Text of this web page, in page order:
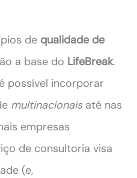
de qualidade de
a base do LifeBreak.
possível incorporar
multinacionaisaté nas
empresas
de consultoria visa
(e,